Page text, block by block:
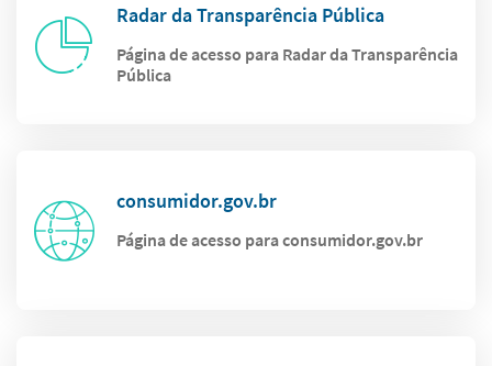
Radar da Transparência Pública
Página de acesso para Radar da Transparência
Pública
consumidor.gov.br
Página de acesso para consumidor.gov.br